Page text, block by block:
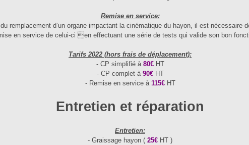
Remise en service:
remplacement d’un organe impactant la cinématique du hayon, il est nécessaire
en service de celui-ci en effectuant une série de tests qui valide son bon
Tarifs 2022 (hors frais de déplacement):
- CP simplifié à 80€HT
- CP complet à 90€HT
- Remise en service à 115€HT
Entretien et réparation
Entretien:
- Graissage hayon ( 25€ HT )